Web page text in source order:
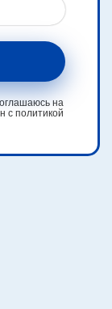
на
с политикой